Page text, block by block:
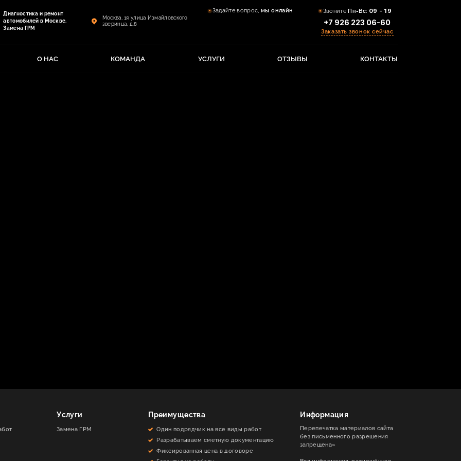
Диагностика и ремонт
автомобилей в Москве.
Замена ГРМ
Москва, 1я улица Измайловского
зверинца, д.8
Задайте вопрос,мы онлайн ЗвонитеПн-Вс: 09 - 19
+7 926 223 06-60
Заказать звонок сейчас
О НАС КОМАНДА УСЛУГИ ОТЗЫВЫ КОНТАКТЫ
Услуги
Замена ГРМ
Преимущества
Один подрядчик на все виды работ
Разрабатываем сметную документацию
Фиксированная цена в договоре
Информация
Перепечатка материалов сайта
без письменного разрешения
запрещена»